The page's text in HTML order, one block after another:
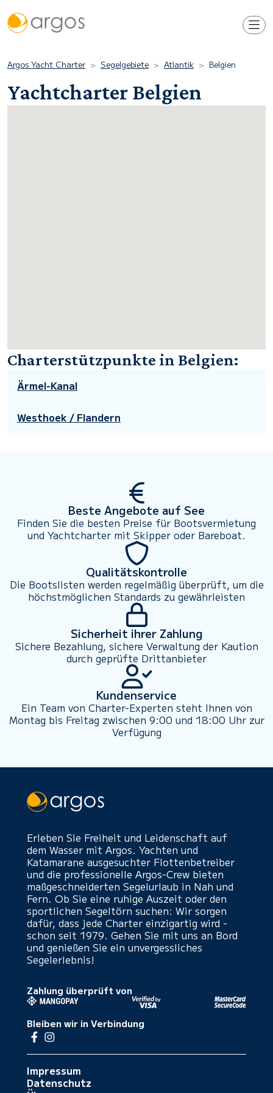
Argos Yacht Charter Segelgebiete Atlantik Belgien
Yachtcharter Belgien
Charterstützpunkte in Belgien:
Ärmel-Kanal
Westhoek / Flandern
Beste Angebote auf See
Finden Sie die besten Preise für Bootsvermietung
und Yachtcharter mit Skipper oder Bareboat.
Qualitätskontrolle
Die Bootslisten werden regelmäßig überprüft, um die
höchstmöglichen Standards zu gewährleisten
Sicherheit ihrer Zahlung
Sichere Bezahlung, sichere Verwaltung der Kaution
durch geprüfte Drittanbieter
Kundenservice
Ein Team von Charter-Experten steht Ihnen von
Montag bis Freitag zwischen 9:00 und 18:00 Uhr zur
Verfügung
Erleben Sie Freiheit und Leidenschaft auf
dem Wasser mit Argos. Yachten und
Katamarane ausgesuchter Flottenbetreiber
und die professionelle Argos-Crew bieten
maßgeschneiderten Segelurlaub in Nah und
Fern. Ob Sie eine ruhige Auszeit oder den
sportlichen Segeltörn suchen: Wir sorgen
dafür, dass jede Charter einzigartig wird -
schon seit 1979. Gehen Sie mit uns an Bord
und genießen Sie ein unvergessliches
Segelerlebnis!
Zahlung überprüft von
Bleiben wir in Verbindung
Impressum
Datenschutz